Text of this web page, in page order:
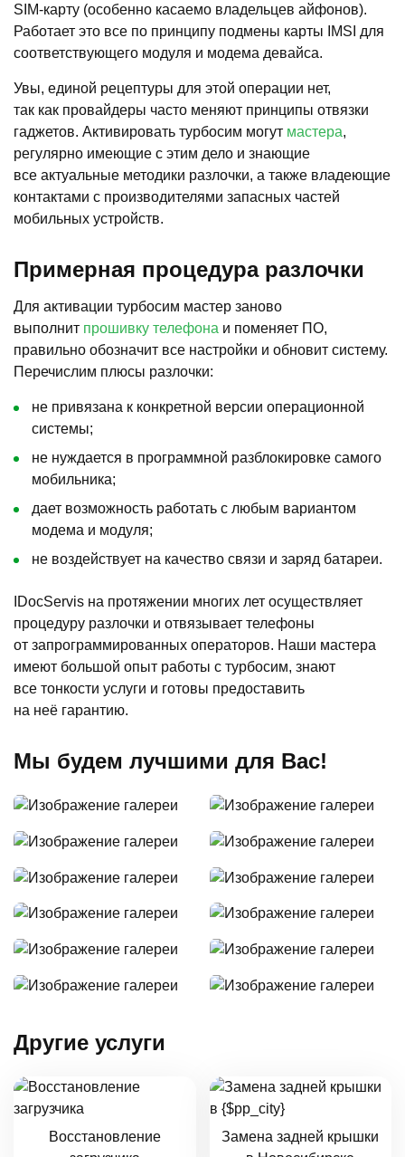
SIM-карту (особенно касаемо владельцев айфонов).
Работает это все по принципу подмены карты IMSI для
соответствующего модуля и модема девайса.
Увы, единой рецептуры для этой операции нет,
так как провайдеры часто меняют принципы отвязки
гаджетов. Активировать турбосим могут мастера,
регулярно имеющие с этим дело и знающие
все актуальные методики разлочки, а также владеющие
контактами с производителями запасных частей
мобильных устройств.
Примерная процедура разлочки
Для активации турбосим мастер заново
выполнит прошивку телефона и поменяет ПО,
правильно обозначит все настройки и обновит систему.
Перечислим плюсы разлочки:
не привязана к конкретной версии операционной
системы;
не нуждается в программной разблокировке самого
мобильника;
дает возможность работать с любым вариантом
модема и модуля;
не воздействует на качество связи и заряд батареи.
IDocServis на протяжении многих лет осуществляет
процедуру разлочки и отвязывает телефоны
от запрограммированных операторов. Наши мастера
имеют большой опыт работы с турбосим, знают
все тонкости услуги и готовы предоставить
на неё гарантию.
Мы будем лучшими для Вас!
Другие услуги
Восстановление
Замена задней крышки